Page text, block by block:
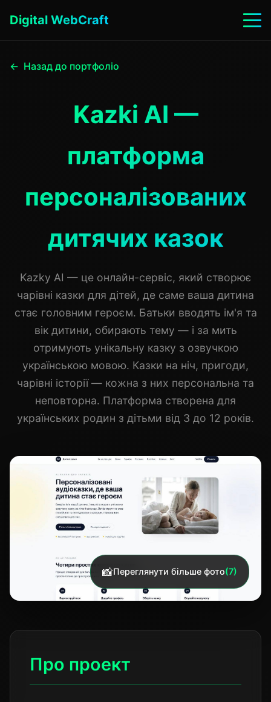
Digital WebCraft
Назад до портфоліо
Kazki AI —
платформа
персоналізованих
дитячих казок
Kazky AI — це онлайн-сервіс, який створює
чарівні казки для дітей, де саме ваша дитина
стає головним героєм. Батьки вводять ім'я та
вік дитини, обирають тему — і за мить
отримують унікальну казку з озвучкою
українською мовою. Казки на ніч, пригоди,
чарівні історії — кожна з них персональна та
неповторна. Платформа створена для
українських родин з дітьми від 3 до 12 років.
📸Переглянути більше фото(7)
Про проект